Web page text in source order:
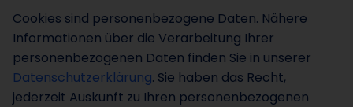
Cookies sind personenbezogene Daten. Nähere
Informationen über die Verarbeitung Ihrer
personenbezogenen Daten finden Sie in unserer
Datenschutzerklärung. Sie haben das Recht,
jederzeit Auskunft zu Ihren personenbezogenen